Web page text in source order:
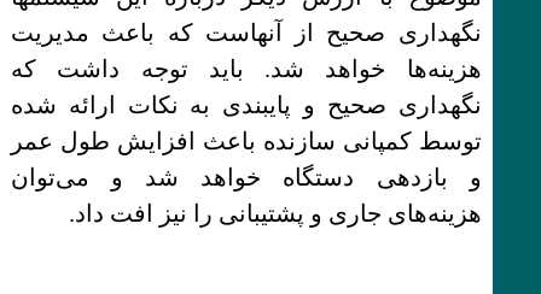
نگهداری صحیح از آنهاست که باعث مدیریت
هزینه‌ها خواهد شد. باید توجه داشت که
نگهداری صحیح و پایبندی به نکات ارائه شده
توسط کمپانی سازنده باعث افزایش طول عمر
و بازدهی دستگاه خواهد شد و می‌توان
هزینه‌های جاری و پشتیبانی را نیز افت داد.